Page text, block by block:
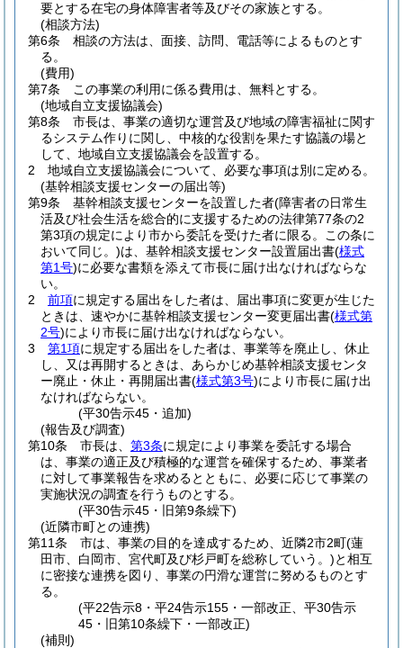
要とする在宅の身体障害者等及びその家族とする。
(相談方法)
第6条
相談の方法は、面接、訪問、電話等によるものとす
る。
(費用)
第7条
この事業の利用に係る費用は、無料とする。
(地域自立支援協議会)
第8条
市長は、事業の適切な運営及び地域の障害福祉に関す
るシステム作りに関し、中核的な役割を果たす協議の場と
して、地域自立支援協議会を設置する。
2
地域自立支援協議会について、必要な事項は別に定める。
(基幹相談支援センターの届出等)
第9条
基幹相談支援センターを設置した者(障害者の日常生
活及び社会生活を総合的に支援するための法律第77条の2
第3項の規定により市から委託を受けた者に限る。この条に
おいて同じ。)は、基幹相談支援センター設置届出書(様式
第1号)に必要な書類を添えて市長に届け出なければならな
い。
2
前項に規定する届出をした者は、届出事項に変更が生じた
ときは、速やかに基幹相談支援センター変更届出書(様式第
2号)により市長に届け出なければならない。
3
第1項に規定する届出をした者は、事業等を廃止し、休止
し、又は再開するときは、あらかじめ基幹相談支援センタ
ー廃止・休止・再開届出書(様式第3号)により市長に届け出
なければならない。
(平30告示45・追加)
(報告及び調査)
第10条
市長は、 第3条に規定により事業を委託する場合
は、事業の適正及び積極的な運営を確保するため、事業者
に対して事業報告を求めるとともに、必要に応じて事業の
実施状況の調査を行うものとする。
(平30告示45・旧第9条繰下)
(近隣市町との連携)
第11条
市は、事業の目的を達成するため、近隣2市2町(蓮
田市、白岡市、宮代町及び杉戸町を総称していう。)と相互
に密接な連携を図り、事業の円滑な運営に努めるものとす
る。
(平22告示8・平24告示155・一部改正、平30告示
45・旧第10条繰下・一部改正)
(補則)